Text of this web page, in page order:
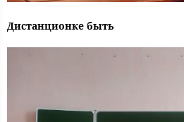
Дистанционке быть